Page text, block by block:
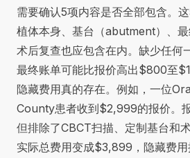
需要确认5项内容是否全部包含。这
植体本身、基台（abutment）、最
术后复查也应包含在内。缺少任何
最终账单可能比报价高出$800至
隐藏费用真的存在。例如，一位
County患者收到$2,999的报价。
但排除了CBCT扫描、定制基台和术
实际总费用变成$3,899，隐藏费用